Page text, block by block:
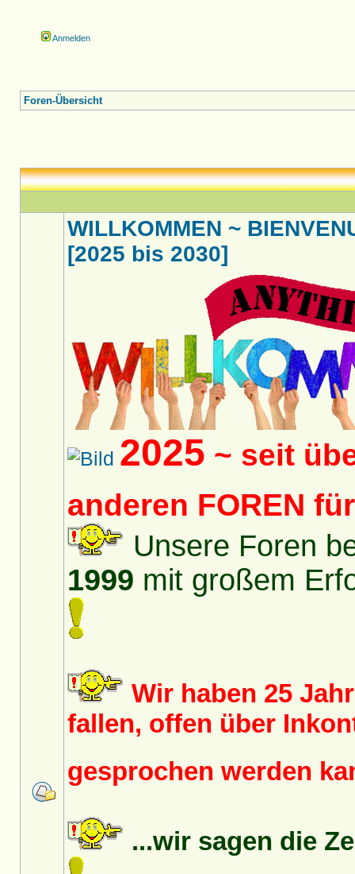
Anmelden
Foren-Übersicht
WILLKOMMEN ~
[2025 bis 2030]
2025 ~ seit
anderen FOREN
Unsere Foren
1999 mit großem
Wir haben 25
fallen, offen über
gesprochen werden
...wir sagen die